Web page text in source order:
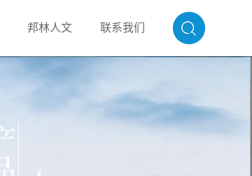
邦林人文 联系我们